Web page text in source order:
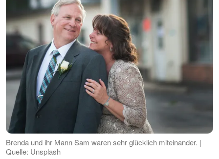
Brenda und ihr Mann Sam waren sehr glücklich miteinander. |
Quelle: Unsplash